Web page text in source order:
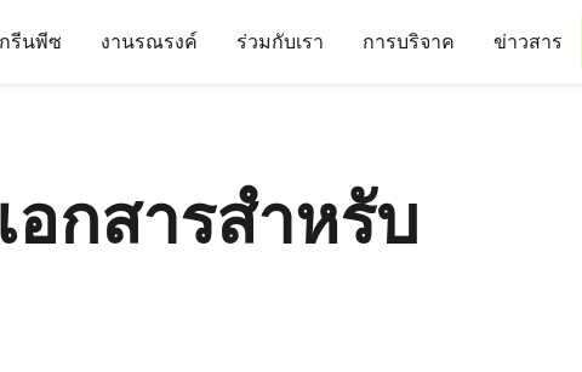
รีนพีซ งานรณรงค์ ร่วมกับเรา การบริจาค ข่าวสาร
อกสารสำหรับ